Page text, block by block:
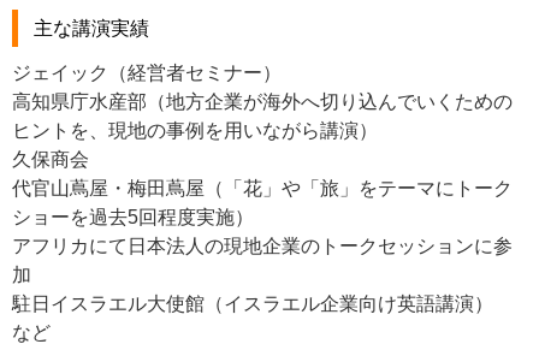
主な講演実績
ジェイック（経営者セミナー）
高知県庁水産部（地方企業が海外へ切り込んでいくための
ヒントを、現地の事例を用いながら講演）
久保商会
代官山蔦屋・梅田蔦屋（
「花」や「旅」をテーマにトーク
ショーを過去5回程度実施）
アフリカにて日本法人の現地企業のトークセッションに参
加
駐日イスラエル大使館（イスラエル企業向け英語講演）
など